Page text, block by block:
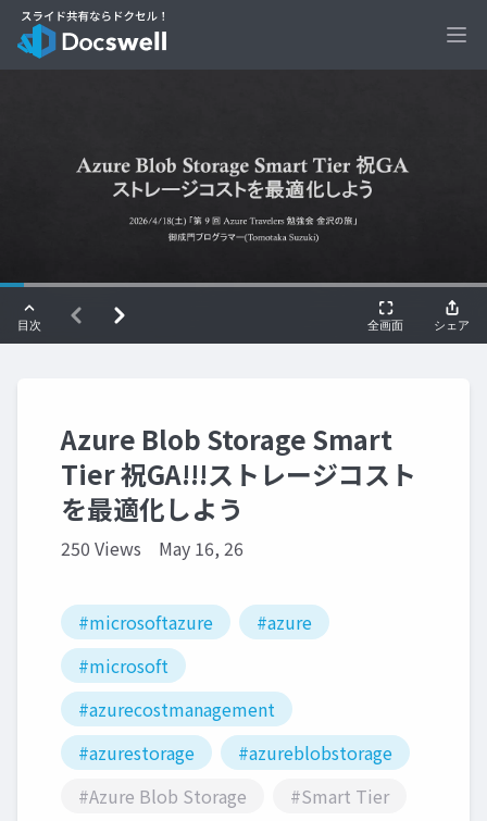
Azure Blob Storage Smart
Tier 祝GA!!!ストレージコスト
を最適化しよう
250 Views May 16, 26
#microsoftazure
#azure
#microsoft
#azurecostmanagement
#azurestorage
#azureblobstorage
#Azure Blob Storage
#Smart Tier